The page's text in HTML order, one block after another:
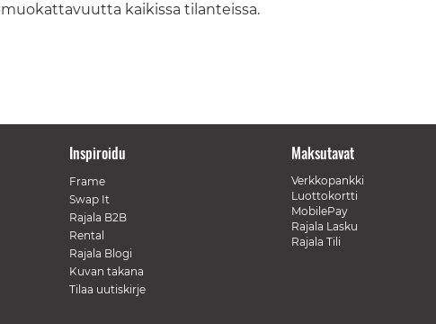
muokattavuutta kaikissa tilanteissa.
Inspiroidu
Frame
Swap It
Rajala B2B
Rental
Rajala Blogi
Kuvan takana
Tilaa uutiskirje
Maksutavat
Verkkopankki
Luottokortti
MobilePay
Rajala Lasku
Rajala Tili